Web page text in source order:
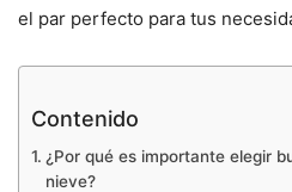
el par perfecto para tus
Contenido
¿Por qué es importante elegir
nieve?